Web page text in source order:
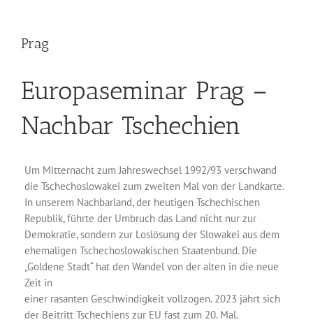
grösseres
Bild
Prag
Europaseminar Prag –
Nachbar Tschechien
Um Mitternacht zum Jahreswechsel 1992/93 verschwand
die Tschechoslowakei zum zweiten Mal von der Landkarte.
In unserem Nachbarland, der heutigen Tschechischen
Republik, führte der Umbruch das Land nicht nur zur
Demokratie, sondern zur Loslösung der Slowakei aus dem
ehemaligen Tschechoslowakischen Staatenbund. Die
„Goldene Stadt“ hat den Wandel von der alten in die neue
Zeit in
einer rasanten Geschwindigkeit vollzogen. 2023 jährt sich
der Beitritt Tschechiens zur EU fast zum 20. Mal.